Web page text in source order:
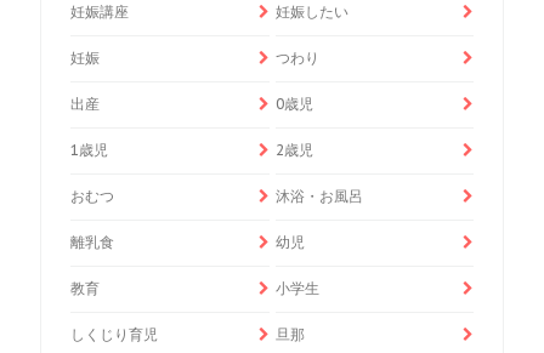
妊娠講座 妊娠したい
妊娠 つわり
出産 0歳児
1歳児 2歳児
おむつ 沐浴・お風呂
離乳食 幼児
教育 小学生
しくじり育児 旦那